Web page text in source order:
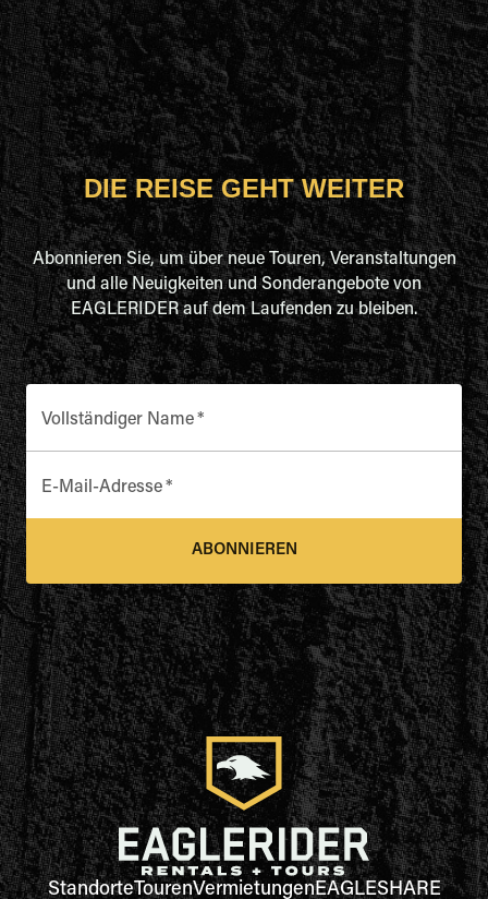
DIE REISE GEHT WEITER
Abonnieren Sie, um über neue Touren, Veranstaltungen
und alle Neuigkeiten und Sonderangebote von
EAGLERIDER auf dem Laufenden zu bleiben.
Vollständiger Name*
E-Mail-Adresse*
ABONNIEREN
StandorteTourenVermietungenEAGLESHARE